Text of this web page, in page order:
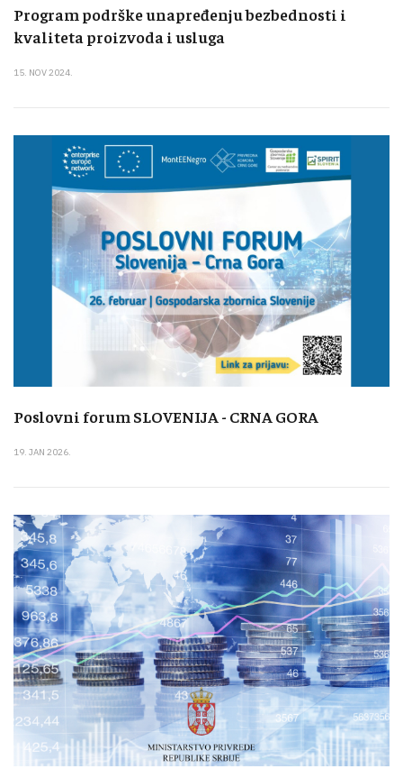
Program podrške unapređenju bezbednosti i
kvaliteta proizvoda i usluga
15. NOV 2024.
Poslovni forum SLOVENIJA - CRNA GORA
19. JAN 2026.